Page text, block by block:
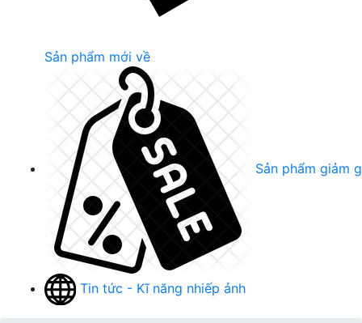
Sản phẩm mới về
Sản phẩm giảm
Tin tức - Kĩ năng nhiếp ảnh